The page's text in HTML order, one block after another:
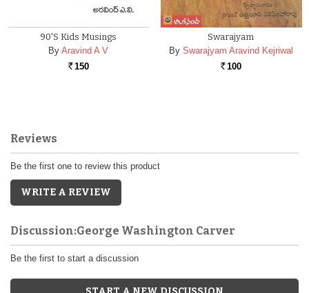
90's Kids Musings
By Aravind A V
Rs. 150
Swarajyam
By Swarajyam Aravind Kejriwal
Rs. 100
Reviews
Be the first one to review this product
WRITE A REVIEW
Discussion:George Washington Carver
Be the first to start a discussion